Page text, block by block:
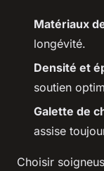
Matériaux
longévité.
Densité et
soutien
Galette de
assise
Choisir